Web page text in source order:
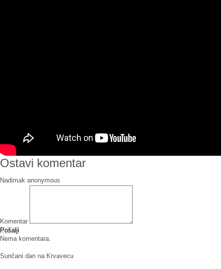
Ostavi komentar
Nadimak
Komentar
Pošalji
Nema komentara.
Sunčani dan na Krvavecu